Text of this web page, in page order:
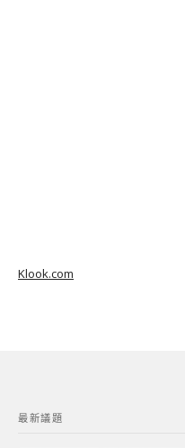
Klook.com
最新議題